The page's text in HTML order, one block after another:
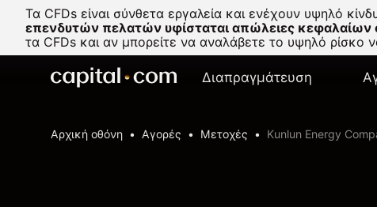
Τα CFDs είναι σύνθετα εργαλεία και ενέχουν υψηλό
επενδυτών πελατών υφίσταται απώλειες κεφαλαίων
τα CFDs και αν μπορείτε να αναλάβετε το υψηλό
Διαπραγμάτευση
Αρχική οθόνη Αγορές Μετοχές Kunlun Energy